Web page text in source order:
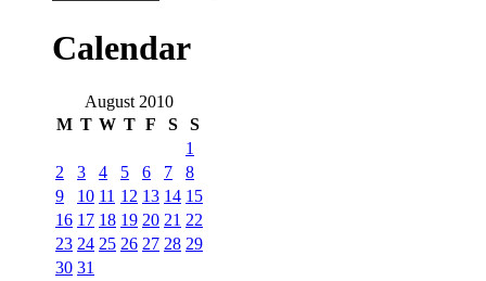
Calendar
August 2010
M T W T F S
S
1
2
3 4 5 6 7
8
9
10 11 12 13 14 15
16 17 18 19 20 21 22
23 24 25 26 27 28 29
30 31